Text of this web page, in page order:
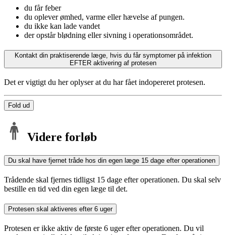
du får feber
du oplever ømhed, varme eller hævelse af pungen.
du ikke kan lade vandet
der opstår blødning eller sivning i operationsområdet.
Kontakt din praktiserende læge, hvis du får symptomer på infektion
EFTER aktivering af protesen
Det er vigtigt du her oplyser at du har fået indopereret protesen.
Fold ud
Videre forløb
Du skal have fjernet tråde hos din egen læge 15 dage efter operationen
Trådende skal fjernes tidligst 15 dage efter operationen. Du skal selv
bestille en tid ved din egen læge til det.
Protesen skal aktiveres efter 6 uger
Protesen er ikke aktiv de første 6 uger efter operationen. Du vil